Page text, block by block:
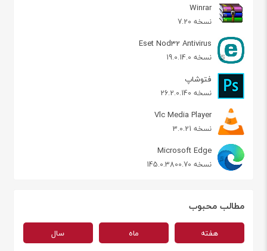
Winrar
نسخه 7.20
Eset Nod32 Antivirus
نسخه 19.0.14.0
فتوشاپ
نسخه 26.2.0.140
Vlc Media Player
نسخه 3.0.21
Microsoft Edge
نسخه 145.0.3800.70
مطالب محبوب
هفته ماه سال